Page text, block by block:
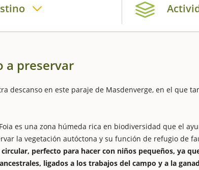
a preservar
descanso en este paraje de Masdenverge, en el que
es una zona húmeda rica en biodiversidad que el
la vegetación autóctona y su función de refugio de
perfecto para hacer con niños pequeños, ya
ligados a los trabajos del campo y a la